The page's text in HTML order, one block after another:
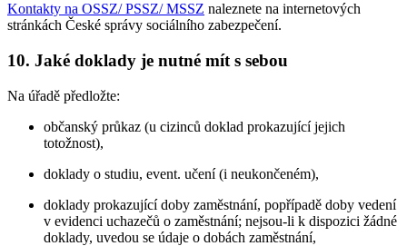
Kontakty na OSSZ/ PSSZ/ MSSZ naleznete na internetových
stránkách České správy sociálního zabezpečení.
10. Jaké doklady je nutné mít s sebou
Na úřadě předložte:
občanský průkaz (u cizinců doklad prokazující jejich
totožnost),
doklady o studiu, event. učení (i neukončeném),
doklady prokazující doby zaměstnání, popřípadě doby vedení
v evidenci uchazečů o zaměstnání; nejsou-li k dispozici žádné
doklady, uvedou se údaje o dobách zaměstnání,